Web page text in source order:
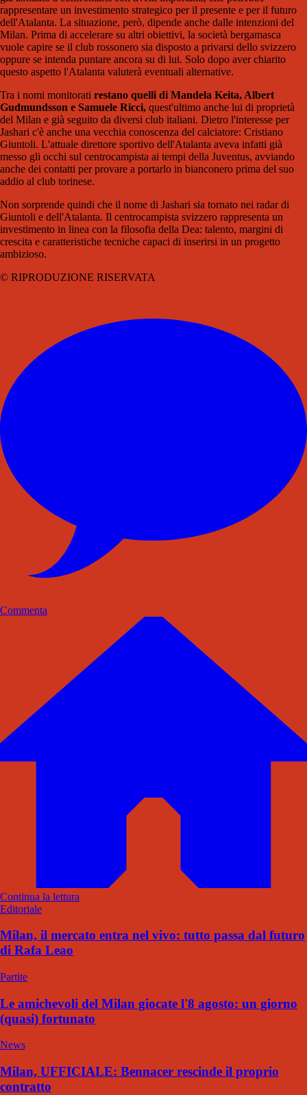
rappresentare un investimento strategico per il presente e per il futuro
dell'Atalanta. La situazione, però, dipende anche dalle intenzioni del
Milan. Prima di accelerare su altri obiettivi, la società bergamasca
vuole capire se il club rossonero sia disposto a privarsi dello svizzero
oppure se intenda puntare ancora su di lui. Solo dopo aver chiarito
questo aspetto l'Atalanta valuterà eventuali alternative.
Tra i nomi monitorati restano quelli di Mandela Keita, Albert
Gudmundsson e Samuele Ricci, quest'ultimo anche lui di proprietà
del Milan e già seguito da diversi club italiani. Dietro l'interesse per
Jashari c'è anche una vecchia conoscenza del calciatore: Cristiano
Giuntoli. L'attuale direttore sportivo dell'Atalanta aveva infatti già
messo gli occhi sul centrocampista ai tempi della Juventus, avviando
anche dei contatti per provare a portarlo in bianconero prima del suo
addio al club torinese.
Non sorprende quindi che il nome di Jashari sia tornato nei radar di
Giuntoli e dell'Atalanta. Il centrocampista svizzero rappresenta un
investimento in linea con la filosofia della Dea: talento, margini di
crescita e caratteristiche tecniche capaci di inserirsi in un progetto
ambizioso.
© RIPRODUZIONE RISERVATA
Commenta
Continua la lettura
Editoriale
Milan, il mercato entra nel vivo: tutto passa dal futuro
di Rafa Leao
Partite
Le amichevoli del Milan giocate l'8 agosto: un giorno
(quasi) fortunato
News
Milan, UFFICIALE: Bennacer rescinde il proprio
contratto